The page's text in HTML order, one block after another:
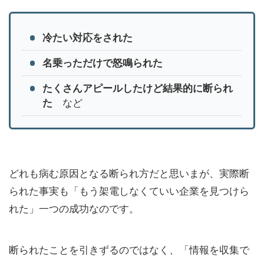
冷たい対応をされた
名乗っただけで怒鳴られた
たくさんアピールしたけど結果的に断られ
た など
どれも病む原因となる断られ方だと思いまが、実際断
られた事実も「もう架電しなくていい企業を見つけら
れた」一つの成功なのです。
断られたことを引きずるのではなく、「情報を収集で